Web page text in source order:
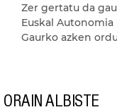
Zer gertatu da
Euskal
Gaurko azken
ORAIN ALBISTE